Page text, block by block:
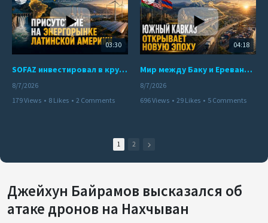
03:30
SOFAZ инвестировал в крупнейшего независимого производителя электроэнергии Перу
8/7/2026
179 Views • 8 Likes • 2 Comments
04:18
Мир между Баку и Ереваном запускает крупные логистические проекты
8/7/2026
696 Views • 29 Likes • 5 Comments
1 2
Джейхун Байрамов высказался об
атаке дронов на Нахчыван